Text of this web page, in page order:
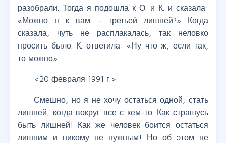
разобрали. Тогда я подошла к О. и К. и сказала:
«Можно я к вам – третьей лишней?» Когда
сказала, чуть не расплакалась, так неловко
просить было. К. ответила: «Ну что ж, если так,
то можно».
<20 февраля 1991 г.>
Смешно, но я не хочу остаться одной, стать
лишней, когда вокруг все с кем-то. Как страшусь
быть лишней! Как же человек боится остаться
лишним и никому не нужным! Но об этом не